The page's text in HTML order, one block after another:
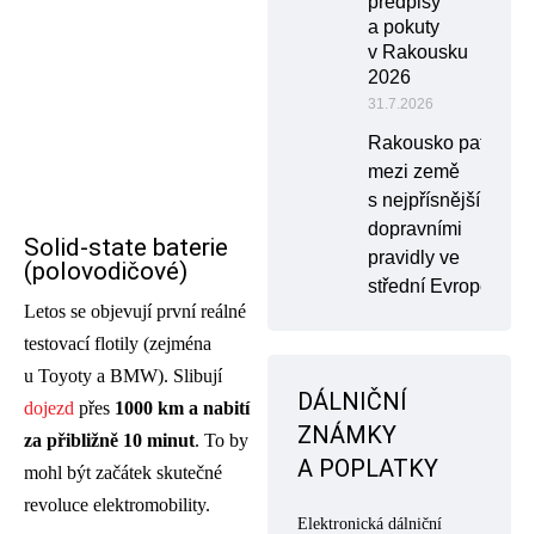
Solid-state baterie
(polovodičové)
Letos se objevují první reálné
testovací flotily (zejména
u Toyoty a BMW). Slibují
dojezd přes 1000 km a nabití
za přibližně 10 minut. To by
mohl být začátek skutečné
revoluce elektromobility.
a pokuty
v Rakousku
2026
31.7.2026
Rakousko patří
mezi země
s nejpřísnějšími
dopravními
pravidly ve
střední Evropě
DÁLNIČNÍ
ZNÁMKY
A POPLATKY
Elektronická dálniční